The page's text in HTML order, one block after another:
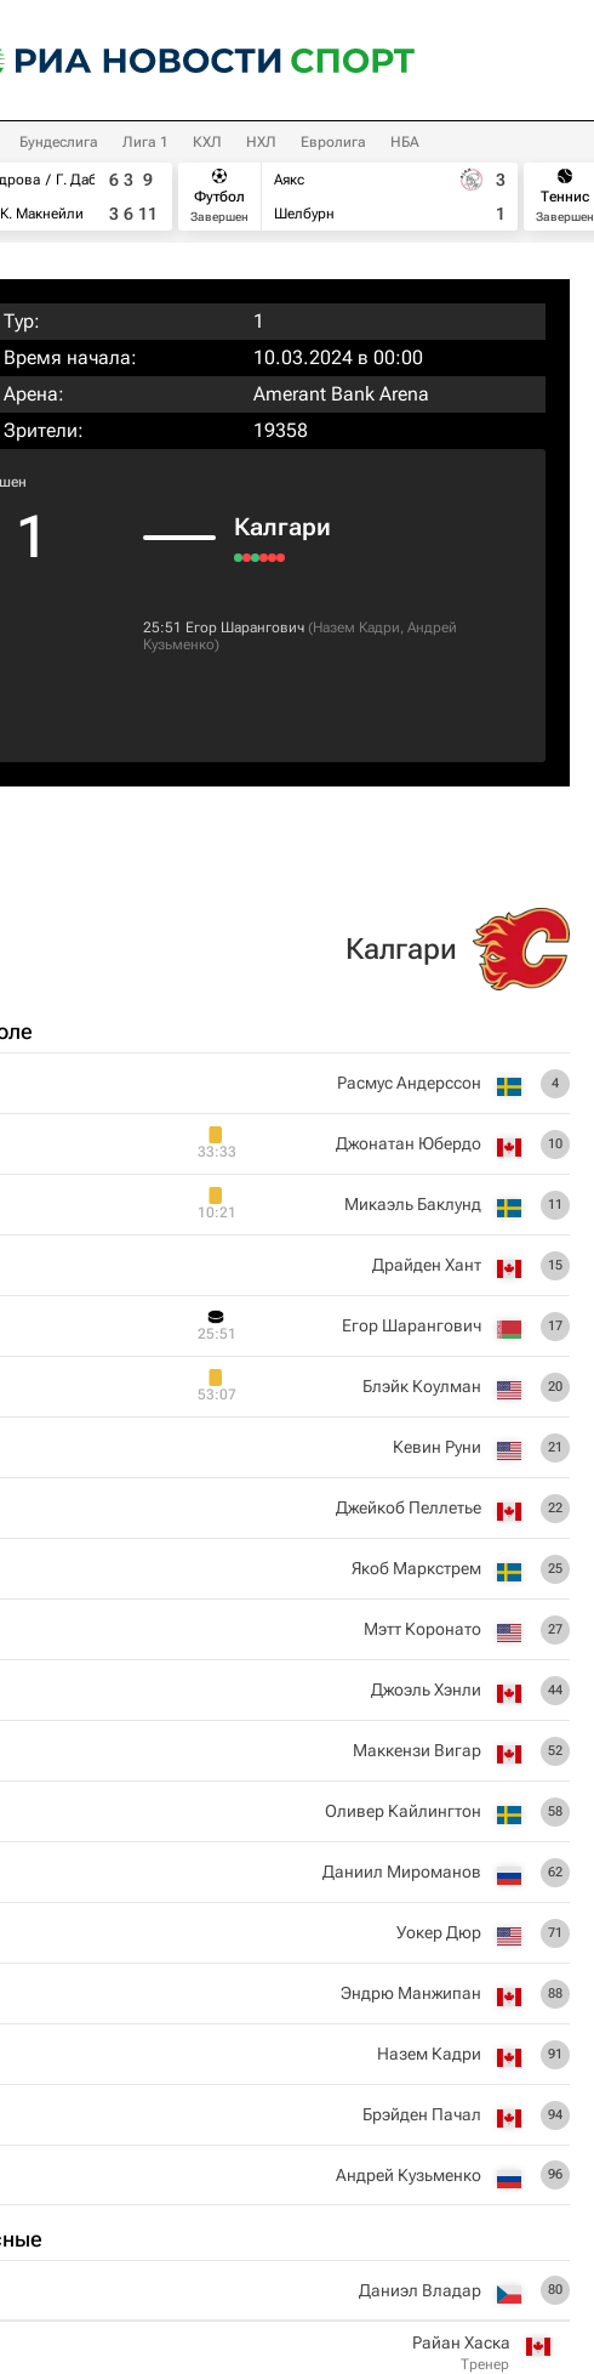
Бундеслига Лига 1 КХЛ НХЛ Евролига НБА
Г. Дабровски
К. Макнейли
6 3 9
3 6 11
Футбол
Завершен
Аякс
Шелбурн
3
1
Теннис
Завершен
Тур:
1
Время начала:
10.03.2024 в 00:00
Арена:
Amerant Bank Arena
Зрители:
19358
1 Калгари
25:51 Егор Шарангович (Назем Кадри, Андрей
Кузьменко)
Калгари
4
Расмус Андерссон
10
Джонатан Юбердо
33:33
11
Микаэль Баклунд
10:21
15
Драйден Хант
17
Егор Шарангович
25:51
20
Блэйк Коулман
53:07
21
Кевин Руни
22
Джейкоб Пеллетье
25
Якоб Маркстрем
27
Мэтт Коронато
44
Джоэль Хэнли
52
Маккензи Вигар
58
Оливер Кайлингтон
62
Даниил Мироманов
71
Уокер Дюр
88
Эндрю Манжипан
91
Назем Кадри
94
Брэйден Пачал
96
Андрей Кузьменко
80
Даниэл Владар
Райан Хаска
Тренер